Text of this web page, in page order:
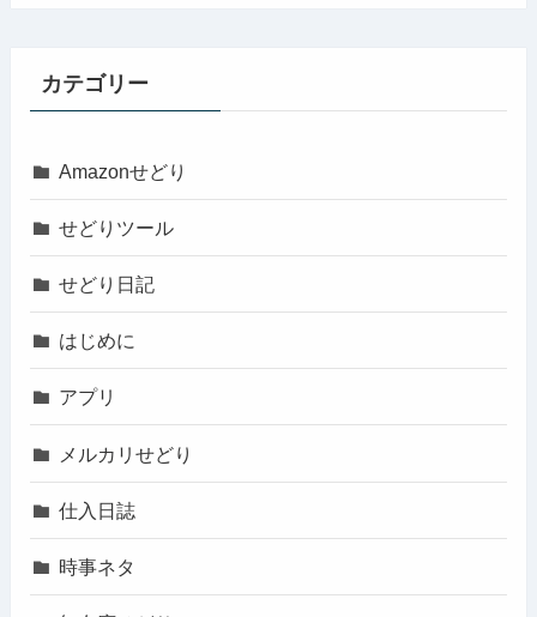
カテゴリー
Amazonせどり
せどりツール
せどり日記
はじめに
アプリ
メルカリせどり
仕入日誌
時事ネタ